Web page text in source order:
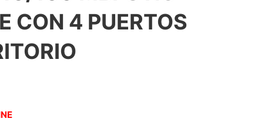
CON 4 PUERTOS